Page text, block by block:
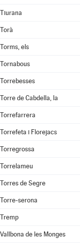
Tiurana
Torà
Torms, els
Tornabous
Torrebesses
Torre de Cabdella, la
Torrefarrera
Torrefeta i Florejacs
Torregrossa
Torrelameu
Torres de Segre
Torre-serona
Tremp
Vallbona de les Monges